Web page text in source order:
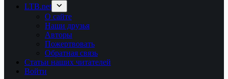
LTB.net
О сайте
Наши друзья
Авторы
Пожертвовать
Обратная связь
Статьи наших читателей
Войти